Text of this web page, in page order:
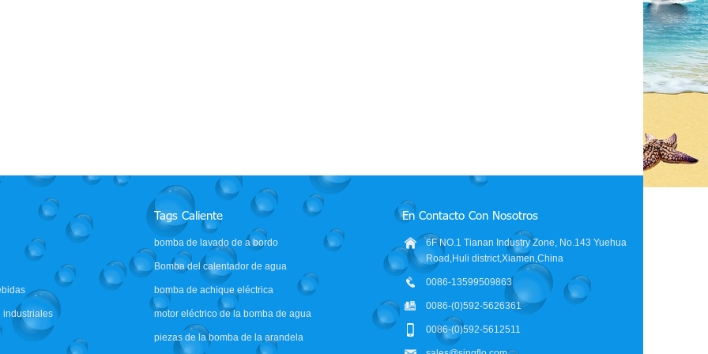
bomba de agua
alimentado por batería eléctrica
pulverizador bomba
bomba de transferencia de agua de
Fabricante 3GPM autocebado 12
voltios RV bomba de sistema de
agua dulce de diafragma
industriales
Tags Caliente
bomba de lavado de a bordo
Bomba del calentador de agua
bomba de achique eléctrica
motor eléctrico de la bomba de agua
piezas de la bomba de la arandela
En Contacto Con Nosotros
6F NO.1 Tianan Industry Zone, No.143 Yuehua
Road,Huli district,Xiamen,China
0086-13599509863
0086-(0)592-5626361
0086-(0)592-5612511